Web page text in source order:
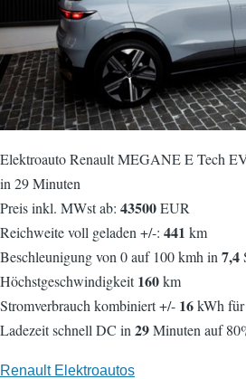
Elektroauto Renault MEGANE E Tech
in 29 Minuten
Preis inkl. MWst ab: 43500EUR
Reichweite voll geladen +/-: 441 km
Beschleunigung von 0 auf 100 kmh in 7,4
Höchstgeschwindigkeit160km
Stromverbrauch kombiniert +/- 16kWh
Ladezeit schnell DC in 29Minuten auf
Renault Elektroautos